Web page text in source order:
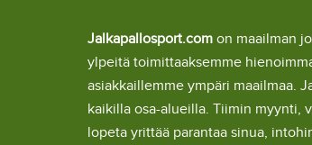
Jalkapallosport.com on maailman
ylpeitä toimittaaksemme
asiakkaillemme ympäri maailmaa.
kaikilla osa-alueilla. Tiimin myynti,
lopeta yrittää parantaa sinua,